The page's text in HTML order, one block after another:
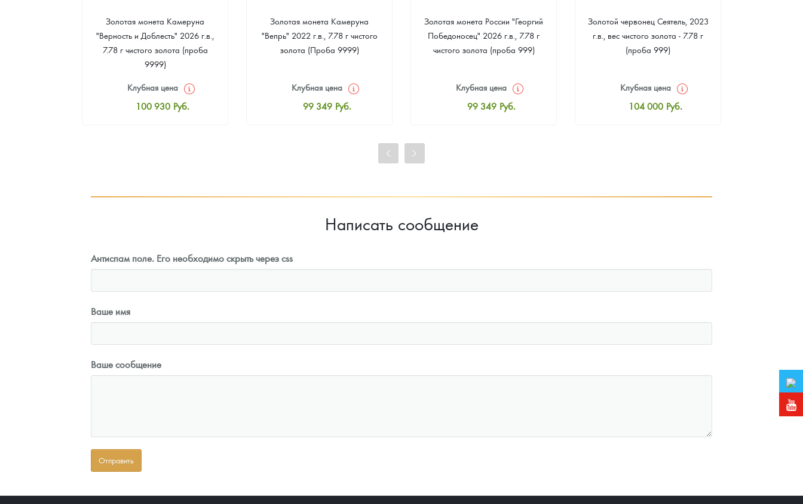
Золотая монета Камеруна
"Верность и Доблесть" 2026 г.в.,
7.78 г чистого золота (проба
9999)
Клубная цена
100 930 Руб.
Золотая монета Камеруна
"Вепрь" 2022 г.в., 7.78 г чистого
золота (Проба 9999)
Клубная цена
99 349 Руб.
Золотая монета России "Георгий
Победоносец" 2026 г.в., 7.78 г
чистого золота (проба 999)
Клубная цена
99 349 Руб.
Золотой червонец Сеятель, 2023
г.в., вес чистого золота - 7.78 г
(проба 999)
Клубная цена
104 000 Руб.
Написать сообщение
Антиспам поле. Его необходимо скрыть через css
Ваше имя
Ваше сообщение